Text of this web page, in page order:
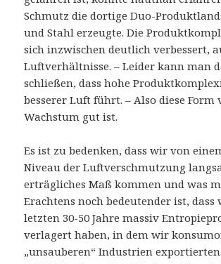
Schmutz die dortige Duo-
und Stahl erzeugte. Die
sich inzwischen deutlich verbessert,
Luftverhältnisse. – Leider kann man
schließen, dass hohe
besserer Luft führt. – Also diese Form
Wachstum gut ist.
Es ist zu bedenken, dass wir von
Niveau der Luftverschmutzung
erträgliches Maß kommen und was
Erachtens noch bedeutender ist, dass
letzten 30-50 Jahre massiv
verlagert haben, in dem wir
„unsauberen“ Industrien